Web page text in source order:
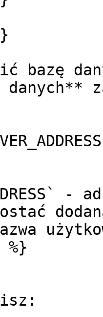
bazę
danych**
-